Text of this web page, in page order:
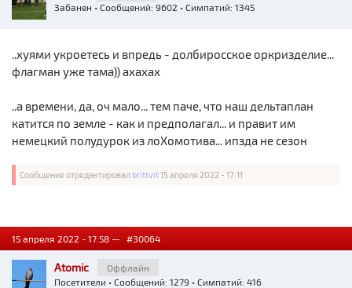
Забанен • Сообщений: 9602 • Симпатий: 1345
..хуями укроетесь и впредь - долбиросское оркризделие...
флагман уже тама)) ахахах
..а времени, да, оч мало... тем паче, что наш дельтаплан
катится по земле - как и предполагал... и правит им
немецкий полудурок из лоХомотива... ипзда не сезон
Сообщение отредактировал brittvit15 апреля 2022 - 17:11
15 апреля 2022 - 17:58 — #30064
Atomic
Оффлайн
Посетители • Сообщений: 1279 • Симпатий: 416